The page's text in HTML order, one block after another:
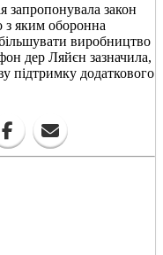
запропонувала закон
з яким оборонна
виробництво
дер Ляйєн зазначила,
підтримку додаткового